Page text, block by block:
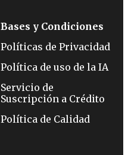
Bases y Condiciones
Políticas de Privacidad
Política de uso de la IA
Servicio de
Suscripción a Crédito
Política de Calidad